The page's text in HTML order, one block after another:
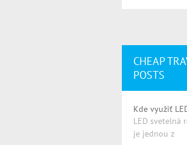
CHEAP
POSTS
Kde využiť
LED svetelná
je jednou z